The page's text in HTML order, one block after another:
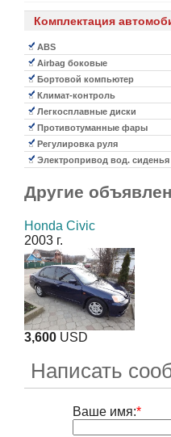
Комплектация
ABS
Airbag боковые
Бортовой компьютер
Климат-контроль
Легкосплавные диски
Противотуманные фары
Регулировка руля
Электропривод вод. сиденья
Другие
Honda Civic
2003 г.
3,600 USD
Написать
Ваше имя:*